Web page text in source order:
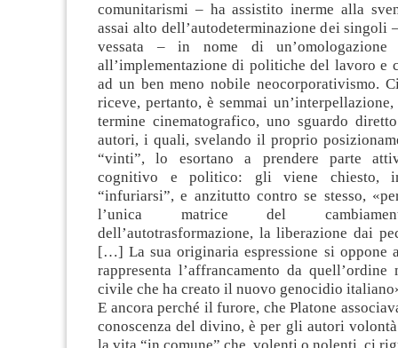
comunitarismi – ha assistito inerme alla
assai alto dell’autodeterminazione dei singoli
vessata – in nome di
all’implementazione di politiche del lavoro e
ad un ben meno nobile neocorporativismo.
riceve, pertanto, è semmai
termine cinematografico, uno sguardo
autori, i quali, svelando il proprio
“vinti”, lo esortano a prendere parte
cognitivo e politico: gli viene chiesto,
“infuriarsi”, e anzitutto contro se stesso,
l’unica matrice del
dell’autotrasformazione, la liberazione dai
[…] La sua originaria espressione si
rappresenta l’affrancamento da quell’ordine
civile che ha creato il nuovo genocidio
E ancora perché il furore, che Platone
conoscenza del divino, è per gli autori